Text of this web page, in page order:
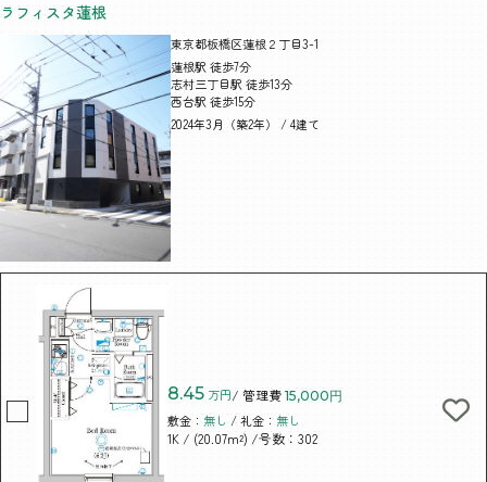
ラフィスタ蓮根
東京都板橋区蓮根２丁目3-1
蓮根駅 徒歩7分
志村三丁目駅 徒歩13分
西台駅 徒歩15分
2024年3月（築2年） / 4建て
8.45 万円/ 管理費 15,000円
敷金： 無し / 礼金： 無し
1K / (20.07m²) /号数：302